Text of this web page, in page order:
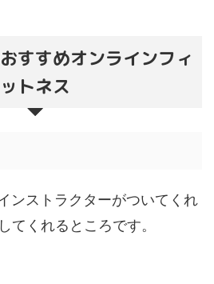
すすめオンラインフィ
ットネス
ンストラクターがついてくれ
てくれるところです。